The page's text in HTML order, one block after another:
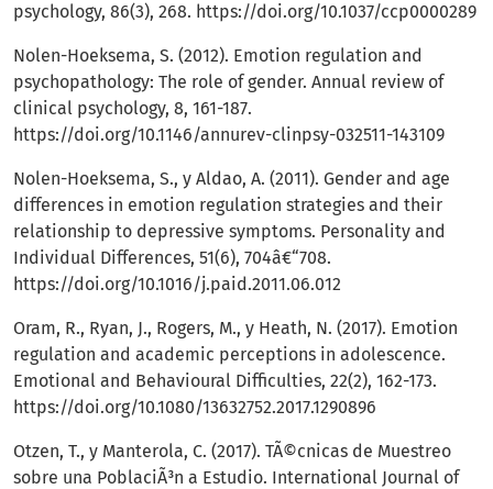
psychology, 86(3), 268. https://doi.org/10.1037/ccp0000289
Nolen-Hoeksema, S. (2012). Emotion regulation and
psychopathology: The role of gender. Annual review of
clinical psychology, 8, 161-187.
https://doi.org/10.1146/annurev-clinpsy-032511-143109
Nolen-Hoeksema, S., y Aldao, A. (2011). Gender and age
differences in emotion regulation strategies and their
relationship to depressive symptoms. Personality and
Individual Differences, 51(6), 704â€“708.
https://doi.org/10.1016/j.paid.2011.06.012
Oram, R., Ryan, J., Rogers, M., y Heath, N. (2017). Emotion
regulation and academic perceptions in adolescence.
Emotional and Behavioural Difficulties, 22(2), 162-173.
https://doi.org/10.1080/13632752.2017.1290896
Otzen, T., y Manterola, C. (2017). TÃ©cnicas de Muestreo
sobre una PoblaciÃ³n a Estudio. International Journal of